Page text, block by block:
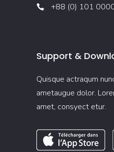
+88 (0) 101
Support &
Quisque actraqum
ametaugue dolor.
amet, consyect etur.